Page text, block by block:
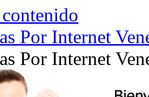
Por Internet
Por Internet